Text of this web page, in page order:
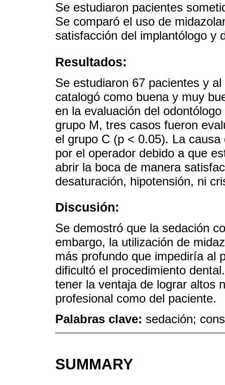
Se estudiaron pacientes
Se comparó el uso de
satisfacción del implantólogo y
Resultados:
Se estudiaron 67 pacientes y
catalogó como buena y muy
en la evaluación del
grupo M, tres casos fueron
el grupo C (p < 0.05). La
por el operador debido a que
abrir la boca de manera
desaturación, hipotensión, ni
Discusión:
Se demostró que la sedación
embargo, la utilización de
más profundo que impediría al
dificultó el procedimiento
tener la ventaja de lograr altos
profesional como del paciente.
Palabras clave: sedación;
SUMMARY